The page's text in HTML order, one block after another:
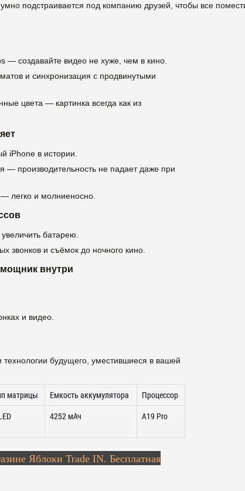
подстраивается под компанию друзей, чтобы все
— создавайте видео не хуже, чем в кино.
и синхронизация с продвинутыми
цвета — картинка всегда как из
iPhone в истории.
— производительность не падает даже при
легко и молниеносно.
батарею.
звонков и съёмок до ночного кино.
внутри
и видео.
будущего, уместившиеся в вашей
матрицы Емкость аккумулятора
Процессор
4252 мАч А19 Pro
Яблоки Trade IN. Бесплатная